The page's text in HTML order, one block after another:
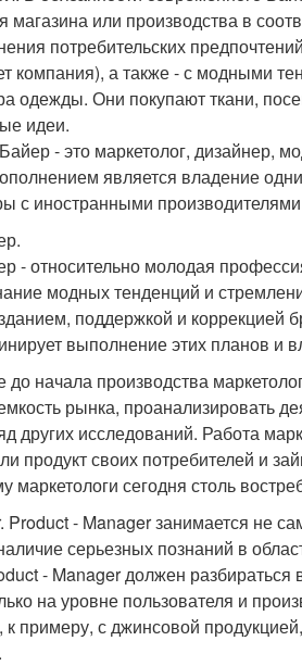
магазина или производства в
потребительских
компания), а также - с модными
одежды. Они покупают ткани,
идеи.
- это маркетолог, дизайнер,
является владение
с иностранными
- относительно молодая
модных тенденций и
поддержкой и
выполнение этих планов и
начала производства
рынка, проанализировать
других исследований. Работа
продукт своих потребителей и
маркетологи сегодня столь
Product - Manager занимается не
серьезных познаний в
- Manager должен
на уровне пользователя и
примеру, с джинсовой